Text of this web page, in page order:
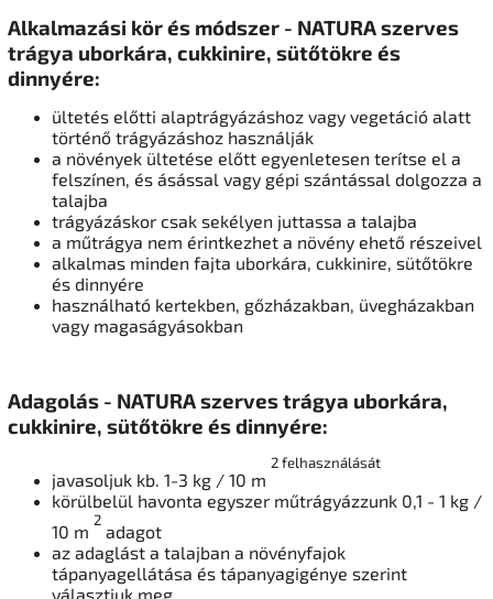
Alkalmazási kör és módszer - NATURA szerves
trágya uborkára, cukkinire, sütőtökre és
dinnyére:
ültetés előtti alaptrágyázáshoz vagy vegetáció alatt
történő trágyázáshoz használják
a növények ültetése előtt egyenletesen terítse el a
felszínen, és ásással vagy gépi szántással dolgozza a
talajba
trágyázáskor csak sekélyen juttassa a talajba
a műtrágya nem érintkezhet a növény ehető részeivel
alkalmas minden fajta uborkára, cukkinire, sütőtökre
és dinnyére
használható kertekben, gőzházakban, üvegházakban
vagy magaságyásokban
Adagolás - NATURA szerves trágya uborkára,
cukkinire, sütőtökre és dinnyére:
javasoljuk kb. 1-3 kg / 10 m
2 felhasználását
körülbelül havonta egyszer műtrágyázzunk 0,1 - 1 kg /
10 m
2
adagot
az adaglást a talajban a növényfajok
tápanyagellátása és tápanyagigénye szerint
választjuk meg